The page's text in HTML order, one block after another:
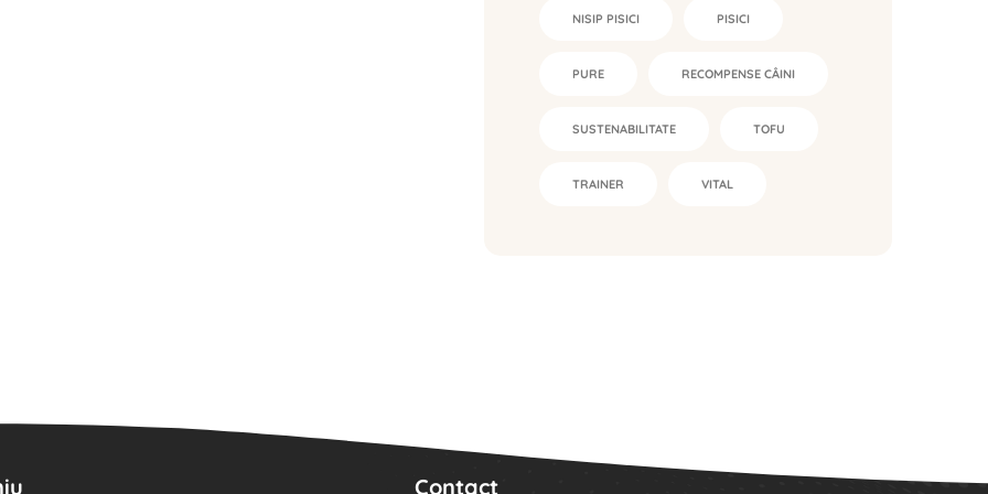
NISIP PISICI PISICI
PURE RECOMPENSE CÂINI
SUSTENABILITATE TOFU
TRAINER VITAL
Contact